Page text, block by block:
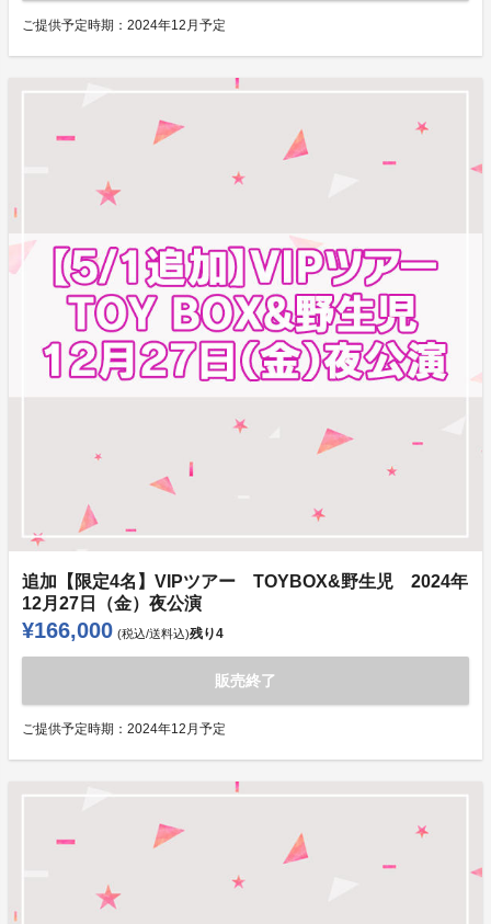
ご提供予定時期： 2024年12月予定
追加【限定4名】VIPツアー TOYBOX&野生児 2024年
12月27日（金）夜公演
¥166,000 (税込/送料込)残り4
販売終了
ご提供予定時期： 2024年12月予定